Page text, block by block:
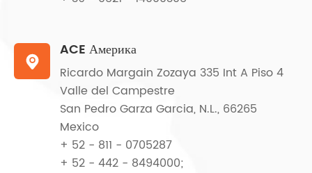

ACE Америка
Ricardo Margain Zozaya 335 Int A Piso 4
Valle del Campestre
San Pedro Garza Garcia, N.L., 66265
Mexico
+ 52 - 811 - 0705287
+ 52 - 442 - 8494000;